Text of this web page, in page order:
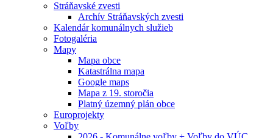
Stráňavské zvesti
Archív Stráňavských zvesti
Kalendár komunálnych služieb
Fotogaléria
Mapy
Mapa obce
Katastrálna mapa
Google maps
Mapa z 19. storočia
Platný územný plán obce
Europrojekty
Voľby